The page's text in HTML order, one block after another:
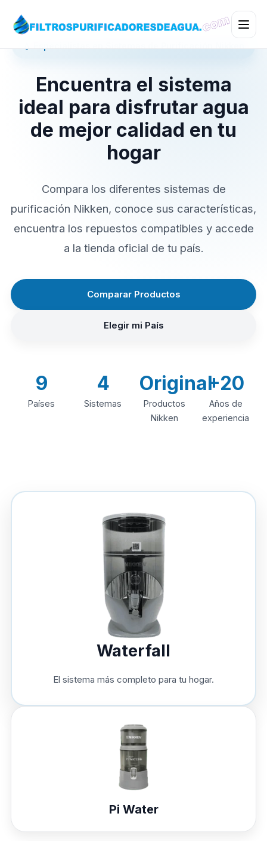
Encuentra el sistema
ideal para disfrutar agua
de mejor calidad en tu
hogar
Compara los diferentes sistemas de
purificación Nikken, conoce sus características,
encuentra los repuestos compatibles y accede
a la tienda oficial de tu país.
Comparar Productos
Elegir mi País
9
Países
4
Sistemas
Original
Productos
Nikken
+20
Años de
experiencia
Waterfall
El sistema más completo para tu hogar.
Pi Water